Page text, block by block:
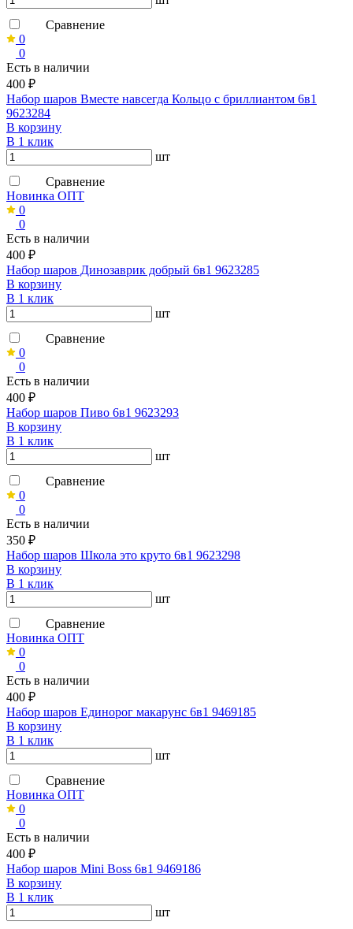
Сравнение
0
0
Есть в наличии
400 ₽
Набор шаров Вместе навсегда Кольцо с бриллиантом 6в1
9623284
В корзину
В 1 клик
шт
Сравнение
Новинка ОПТ
0
0
Есть в наличии
400 ₽
Набор шаров Динозаврик добрый 6в1 9623285
В корзину
В 1 клик
шт
Сравнение
0
0
Есть в наличии
400 ₽
Набор шаров Пиво 6в1 9623293
В корзину
В 1 клик
шт
Сравнение
0
0
Есть в наличии
350 ₽
Набор шаров Школа это круто 6в1 9623298
В корзину
В 1 клик
шт
Сравнение
Новинка ОПТ
0
0
Есть в наличии
400 ₽
Набор шаров Единорог макарунс 6в1 9469185
В корзину
В 1 клик
шт
Сравнение
Новинка ОПТ
0
0
Есть в наличии
400 ₽
Набор шаров Mini Boss 6в1 9469186
В корзину
В 1 клик
шт